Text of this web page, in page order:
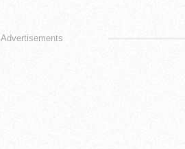
Advertisements